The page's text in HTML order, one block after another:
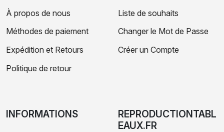
À propos de nous
Méthodes de paiement
Expédition et Retours
Politique de retour
Liste de souhaits
Changer le Mot de Passe
Créer un Compte
INFORMATIONS
REPRODUCTIONTABL
EAUX.FR